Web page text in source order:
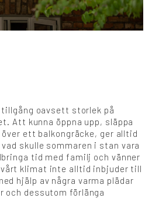
+
NO FI DE
CH PL
tillgång oavsett storlek på
Att kunna öppna upp, släppa
ett balkongräcke, ger alltid
skulle sommaren i stan vara
tid med familj och vänner
vårt klimat inte alltid inbjuder till
hjälp av några varma plädar
och dessutom förlänga